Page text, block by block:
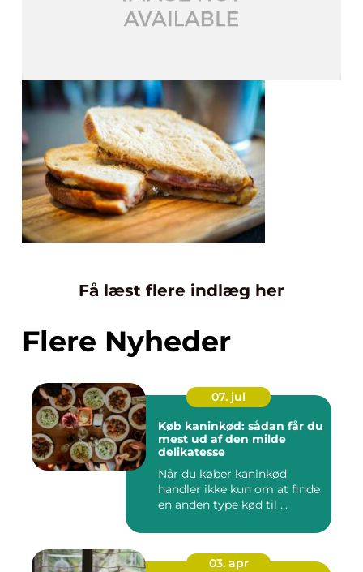
Få læst flere indlæg her
Flere Nyheder
07. jul
Køb kaninkød: sådan får du
mest ud af den milde
delikatesse
Når du køber kaninkød
handler ikke kun om at finde
en anden type kød til ...
03. apr